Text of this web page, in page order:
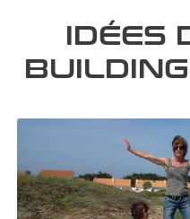
IDÉES